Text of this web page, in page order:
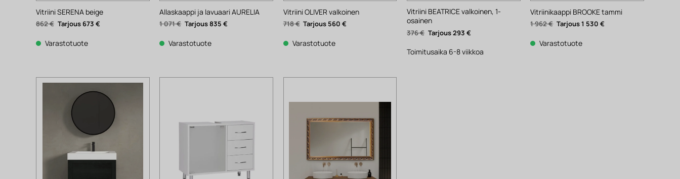
Vitriini SERENA beige
862€ Alkuperäinen
hinta
862 €.
673 €Nykyinen
hinta
Varastotuote
Allaskaappi ja lavuaari AURELIA
1 071€ Alkuperäinen
hinta
1
071 €.
835€
Varastotuote
Vitriini OLIVER valkoinen
718€ Alkuperäinen
hinta
718 €.
560€
Varastotuote
Vitriini BEATRICE valkoinen, 1-
osainen
376€ Alkuperäinen
hinta
376 €.
293 €Nykyinen
hinta
293 €.
Toimitusaika 6-8 viikkoa
Vitriinikaappi BROOKE tammi
1 962€ Alkuperäinen
hinta
1
962 €.
1 530€
Varastotuote